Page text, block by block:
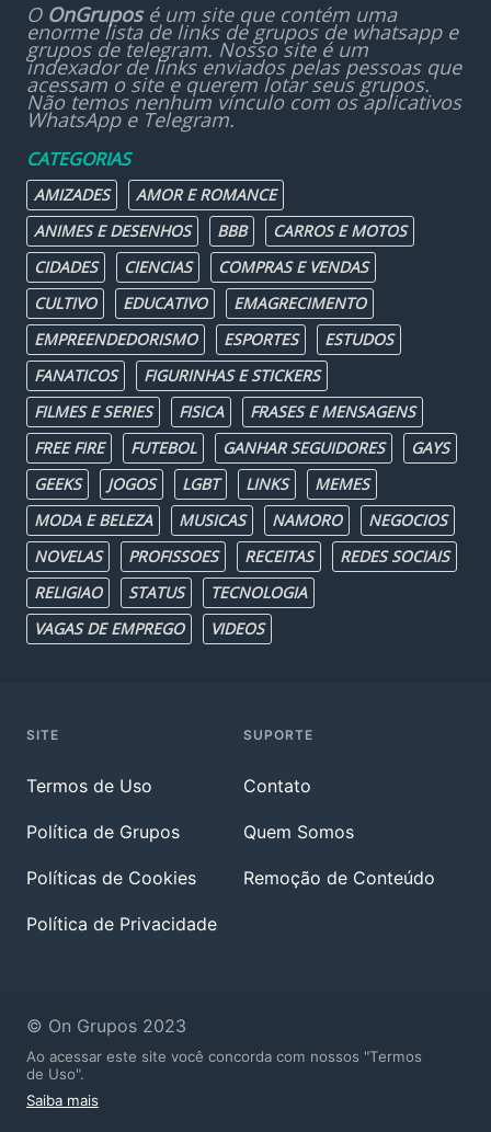
O OnGruposé um site que contém uma
enorme lista de links de grupos de whatsapp e
grupos de telegram. Nosso site é um
indexador de links enviados pelas pessoas que
acessam o site e querem lotar seus grupos.
Não temos nenhum vínculo com os aplicativos
WhatsApp e Telegram.
CATEGORIAS
AMIZADES
AMOR E ROMANCE
ANIMES E DESENHOS
BBB
CARROS E MOTOS
CIDADES
CIENCIAS
COMPRAS E VENDAS
CULTIVO
EDUCATIVO
EMAGRECIMENTO
EMPREENDEDORISMO
ESPORTES
ESTUDOS
FANATICOS
FIGURINHAS E STICKERS
FILMES E SERIES
FISICA
FRASES E MENSAGENS
FREE FIRE
FUTEBOL GANHAR SEGUIDORES
GAYS
GEEKS
JOGOS LGBT LINKS
MEMES
MODA E BELEZA
MUSICAS NAMORO
NEGOCIOS
NOVELAS
PROFISSOES RECEITAS
REDES SOCIAIS
RELIGIAO
STATUS
TECNOLOGIA
VAGAS DE EMPREGO
VIDEOS
SITE
Termos de Uso
Política de Grupos
Políticas de Cookies
Política de Privacidade
SUPORTE
Contato
Quem Somos
Remoção de Conteúdo
© On Grupos 2023
Ao acessar este site você concorda com nossos "Termos
de Uso".
Saiba mais